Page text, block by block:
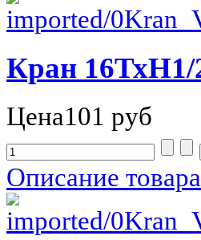
Кран
Цена101 руб
Описание товара